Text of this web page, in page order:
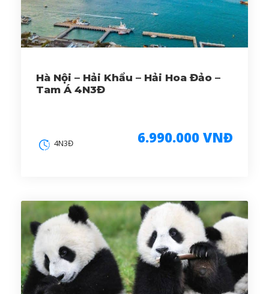
Hà Nội – Hải Khẩu – Hải Hoa Đảo –
Tam Á 4N3Đ
6.990.000 VNĐ
4N3Đ